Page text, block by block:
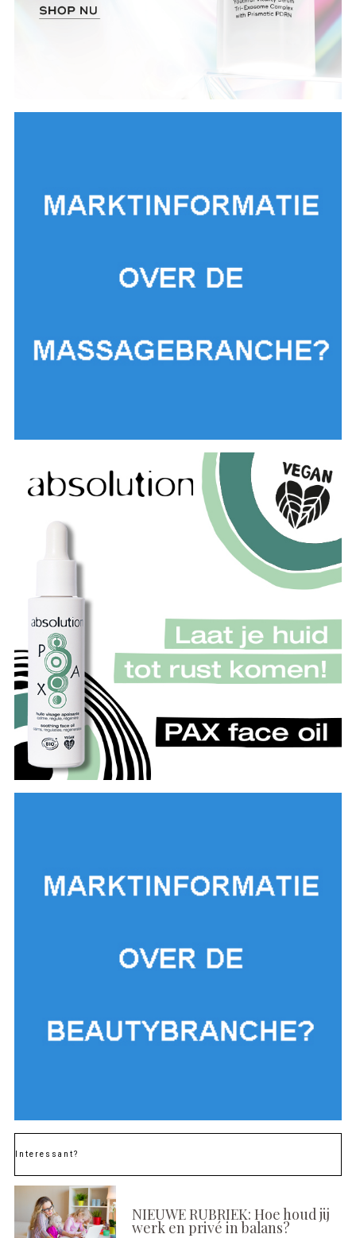
Interessant?
NIEUWE RUBRIEK: Hoe houd jij
werk en privé in balans?